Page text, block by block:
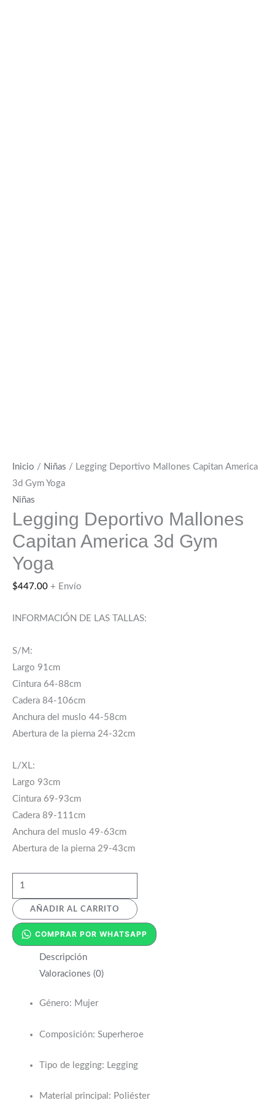
Inicio / Niñas / Legging Deportivo Mallones Capitan America
3d Gym Yoga
Niñas
Legging Deportivo Mallones
Capitan America 3d Gym
Yoga
$447.00 + Envío
INFORMACIÓN DE LAS TALLAS:
S/M:
Largo 91cm
Cintura 64-88cm
Cadera 84-106cm
Anchura del muslo 44-58cm
Abertura de la pierna 24-32cm
L/XL:
Largo 93cm
Cintura 69-93cm
Cadera 89-111cm
Anchura del muslo 49-63cm
Abertura de la pierna 29-43cm
AÑADIR AL CARRITO
COMPRAR POR WHATSAPP
Descripción
Valoraciones (0)
Género: Mujer
Composición: Superheroe
Tipo de legging: Legging
Material principal : Poliéster